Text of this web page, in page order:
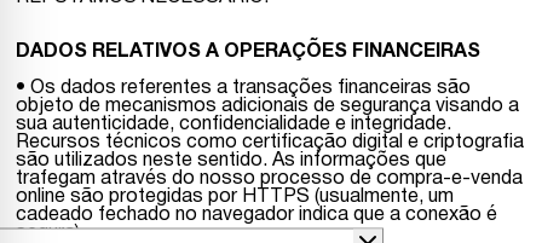
DADOS RELATIVOS A OPERAÇÕES FINANCEIRAS
• Os dados referentes a transações financeiras são
objeto de mecanismos adicionais de segurança visando a
sua autenticidade, confidencialidade e integridade.
Recursos técnicos como certificação digital e criptografia
são utilizados neste sentido. As informações que
trafegam através do nosso processo de compra-e-venda
online são protegidas por HTTPS (usualmente, um
cadeado fechado no navegador indica que a conexão é
segura).